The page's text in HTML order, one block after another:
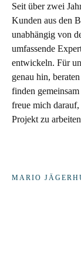
Seit über zwei
Kunden aus den
unabhängig von
umfassende
entwickeln. Für
genau hin,
finden
freue mich
Projekt zu
MARIO